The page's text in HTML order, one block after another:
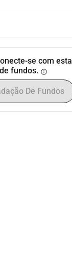
se com esta
fundos. info
De Fundos